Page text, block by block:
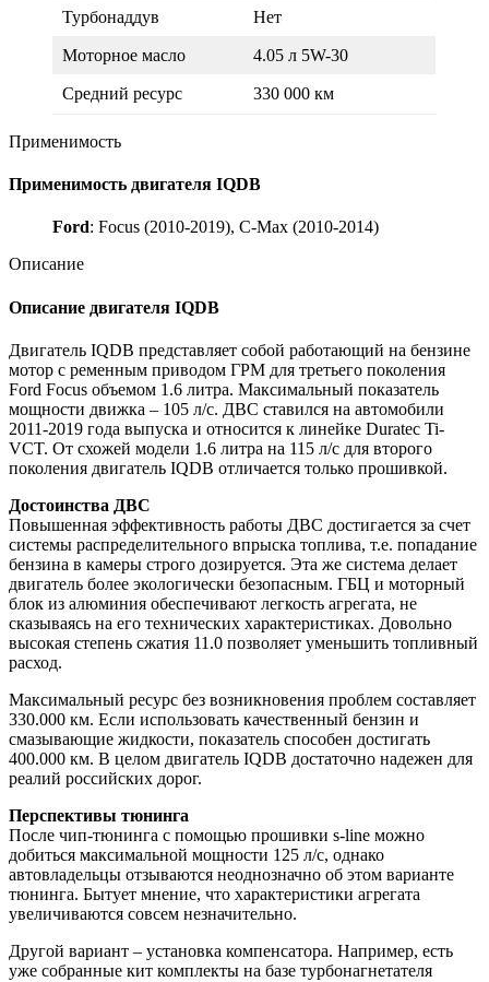
Турбонаддув Нет
Моторное масло 4.05 л 5W-30
Средний ресурс 330 000 км
Применимость
Применимость двигателя IQDB
Ford: Focus (2010-2019), C-Max (2010-2014)
Описание
Описание двигателя IQDB
Двигатель IQDB представляет собой работающий на бензине
мотор с ременным приводом ГРМ для третьего поколения
Ford Focus объемом 1.6 литра. Максимальный показатель
мощности движка – 105 л/с. ДВС ставился на автомобили
2011-2019 года выпуска и относится к линейке Duratec Ti-
VCT. От схожей модели 1.6 литра на 115 л/с для второго
поколения двигатель IQDB отличается только прошивкой.
Достоинства ДВС
Повышенная эффективность работы ДВС достигается за счет
системы распределительного впрыска топлива, т.е. попадание
бензина в камеры строго дозируется. Эта же система делает
двигатель более экологически безопасным. ГБЦ и моторный
блок из алюминия обеспечивают легкость агрегата, не
сказываясь на его технических характеристиках. Довольно
высокая степень сжатия 11.0 позволяет уменьшить топливный
расход.
Максимальный ресурс без возникновения проблем составляет
330.000 км. Если использовать качественный бензин и
смазывающие жидкости, показатель способен достигать
400.000 км. В целом двигатель IQDB достаточно надежен для
реалий российских дорог.
Перспективы тюнинга
После чип-тюнинга с помощью прошивки s-line можно
добиться максимальной мощности 125 л/с, однако
автовладельцы отзываются неоднозначно об этом варианте
тюнинга. Бытует мнение, что характеристики агрегата
увеличиваются совсем незначительно.
Другой вариант – установка компенсатора. Например, есть
уже собранные кит комплекты на базе турбонагнетателя